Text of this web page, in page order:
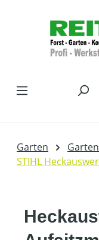
Garten
STIHL